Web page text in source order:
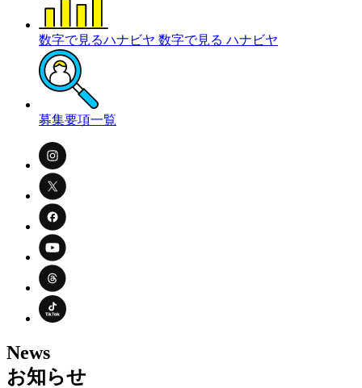
数字で見るハナビヤ 数字で見る ハナビヤ
募集要項一覧
News
お知らせ